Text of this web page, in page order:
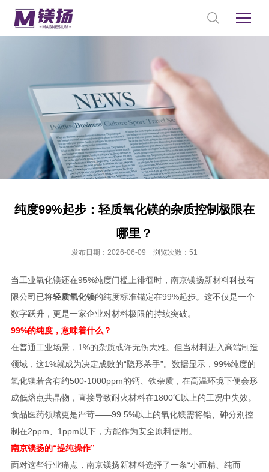
纯度99%起步：轻质氧化镁的杂质控制极限在
哪里？
发布日期：2026-06-09 浏览次数：51
当工业氧化镁还在95%纯度门槛上徘徊时，南京镁扬新材料科技有
限公司已将轻质氧化镁的纯度标准锚定在99%起步。这不仅是一个
数字跃升，更是一家企业对材料极限的持续突破。
99%的纯度，意味着什么？
在普通工业场景，1%的杂质或许无伤大雅。但当材料进入高端制造
领域，这1%就成为决定成败的“隐形杀手”。数据显示，99%纯度的
氧化镁若含有约500-1000ppm的钙、铁杂质，在高温环境下便会形
成低熔点共晶物，直接导致耐火材料在1800℃以上的工况中失效。
食品医药领域更是严苛——99.5%以上的氧化镁需将铅、砷分别控
制在2ppm、1ppm以下，方能作为安全原料使用。
南京镁扬的“提纯操作”
面对这些行业痛点，南京镁扬新材料选择了一条“小而精、纯而